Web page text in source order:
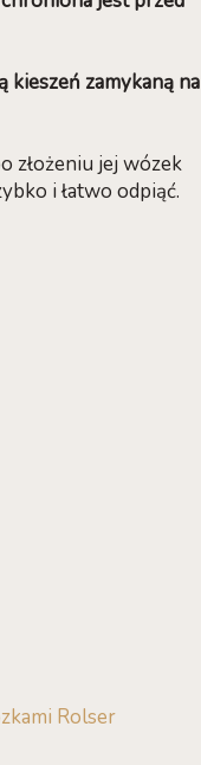
kieszeń zamykaną na
złożeniu jej wózek
i łatwo odpiąć.
Rolser